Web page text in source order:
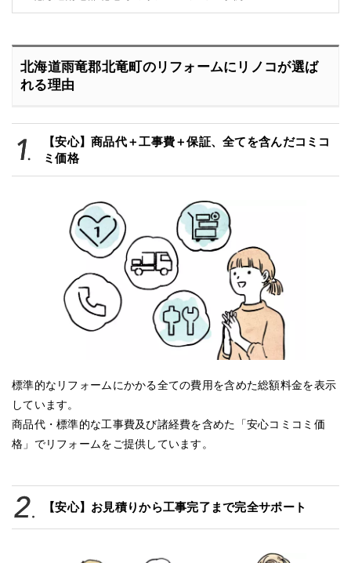
北海道雨竜郡北竜町のリフォームにリノコが選ば
れる理由
【安心】商品代＋工事費＋保証、全てを含んだコミコ
ミ価格
標準的なリフォームにかかる全ての費用を含めた総額料金を表示
しています。
商品代・標準的な工事費及び諸経費を含めた「安心コミコミ価
格」でリフォームをご提供しています。
【安心】お見積りから工事完了まで完全サポート